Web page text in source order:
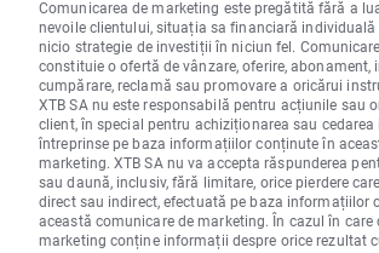
Comunicarea de marketing este pregătită fără a
nevoile clientului, situația sa financiară individuală
nicio strategie de investiții în niciun fel.
constituie o ofertă de vânzare, oferire, abonament,
cumpărare, reclamă sau promovare a oricărui
XTB SA nu este responsabilă pentru acțiunile sau
client, în special pentru achiziționarea sau cedarea
întreprinse pe baza informațiilor conținute în
marketing. XTB SA nu va accepta răspunderea
sau daună, inclusiv, fără limitare, orice pierdere
direct sau indirect, efectuată pe baza informațiilor
această comunicare de marketing. În cazul în care
marketing conține informații despre orice rezultat